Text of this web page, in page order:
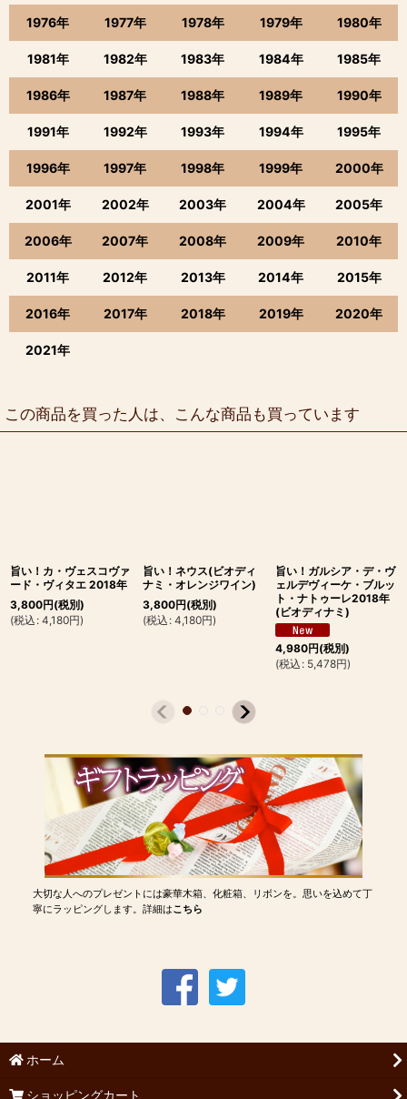
1976年 1977年 1978年 1979年 1980年
1981年 1982年 1983年 1984年 1985年
1986年 1987年 1988年 1989年 1990年
1991年 1992年 1993年 1994年 1995年
1996年 1997年 1998年 1999年 2000年
2001年 2002年 2003年 2004年 2005年
2006年 2007年 2008年 2009年 2010年
2011年 2012年 2013年 2014年 2015年
2016年 2017年 2018年 2019年 2020年
2021年
この商品を買った人は、こんな商品も買っています
旨い！カ・ヴェスコヴァ
ード・ヴィタエ 2018年
3,800円(税別)
(税込 : 4,180円)
旨い！ネウス(ビオディ
ナミ・オレンジワイン)
3,800円(税別)
(税込 : 4,180円)
旨い！ガルシア・デ・ヴ
ェルデヴィーケ・ブルッ
ト・ナトゥーレ2018年
(ビオディナミ)
4,980円(税別)
(税込 : 5,478円)
大切な人へのプレゼントには豪華木箱、化粧箱、リボンを。思いを込めて丁
寧にラッピングします。詳細はこちら
ホーム
ショッピングカート